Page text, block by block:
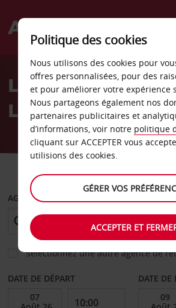
Welcome
AvisLocation de
Lubumbashi
AGENCE DE DÉPART
Sélectionnez une autre agence de
DATE DE DÉPART DATE DE
Politique des cookies
Nous utilisons des cookies pour
offres personnalisées, pour des
et pour améliorer votre expérience
Nous partageons également nos
partenaires publicitaires et
d’informations, voir notre politique
cliquant sur ACCEPTER vous
utilisions des cookies.
GÉRER VOS
ACCEPTER ET